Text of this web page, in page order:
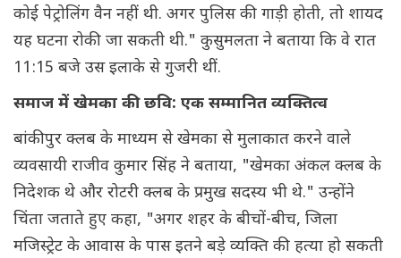
कोई पेट्रोलिंग वैन नहीं थी. अगर पुलिस की गाड़ी होती, तो शायद
यह घटना रोकी जा सकती थी." कुसुमलता ने बताया कि वे रात
11:15 बजे उस इलाके से गुजरी थीं.
समाज में खेमका की छवि: एक सम्मानित व्यक्तित्व
बांकीपुर क्लब के माध्यम से खेमका से मुलाकात करने वाले
व्यवसायी राजीव कुमार सिंह ने बताया, "खेमका अंकल क्लब के
निदेशक थे और रोटरी क्लब के प्रमुख सदस्य भी थे." उन्होंने
चिंता जताते हुए कहा, "अगर शहर के बीचों-बीच, जिला
मजिस्ट्रेट के आवास के पास इतने बड़े व्यक्ति की हत्या हो सकती